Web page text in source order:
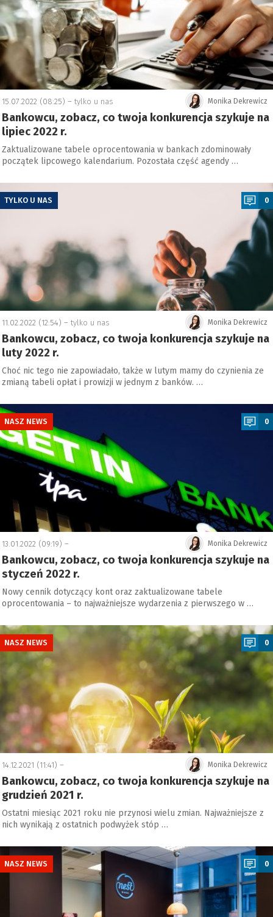
Monika Dekrewicz
15.07.2022 (08:25) – tylko u nas
Bankowcu, zobacz, co twoja konkurencja szykuje na
lipiec 2022 r.
Zaktualizowane tabele oprocentowania w bankach zdominowały
początek lipcowego kalendarium. Pozostała część agendy …
TYLKO U NAS 0
Monika Dekrewicz
11.02.2022 (12:54) – tylko u nas
Bankowcu, zobacz, co twoja konkurencja szykuje na
luty 2022 r.
Choć nic tego nie zapowiadało, także w lutym mamy do czynienia ze
zmianą tabeli opłat i prowizji w jednym z banków. …
NASZ NEWS 0
Monika Dekrewicz
13.01.2022 (09:19) –
Bankowcu, zobacz, co twoja konkurencja szykuje na
styczeń 2022 r.
Nowy cennik dotyczący kont oraz zaktualizowane tabele
oprocentowania – to najważniejsze wydarzenia z pierwszego w …
NASZ NEWS 0
Monika Dekrewicz
14.12.2021 (11:41) –
Bankowcu, zobacz, co twoja konkurencja szykuje na
grudzień 2021 r.
Ostatni miesiąc 2021 roku nie przynosi wielu zmian. Najważniejsze z
nich wynikają z ostatnich podwyżek stóp …
NASZ NEWS 0